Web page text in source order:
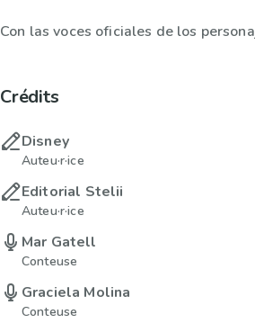
Con las voces oficiales de los
Crédits
Disney
Auteu·r·ice
Editorial Stelii
Auteu·r·ice
Mar Gatell
Conteuse
Graciela Molina
Conteuse